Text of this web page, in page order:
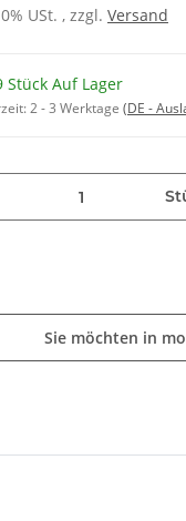
USt. , zzgl. Versand
Stück Auf Lager
2 - 3 Werktage (DE -
Sie möchten in